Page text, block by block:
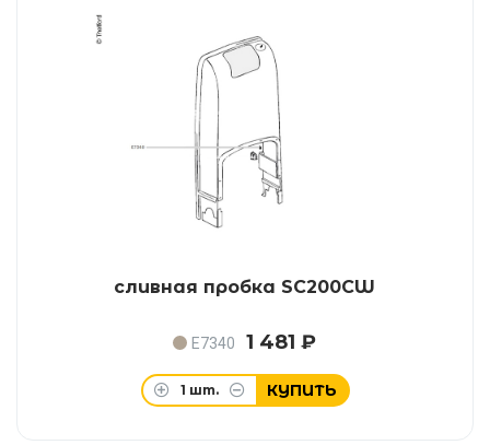
сливная пробка SC200CW
E7340 1 481 ₽
1 шт. КУПИТЬ